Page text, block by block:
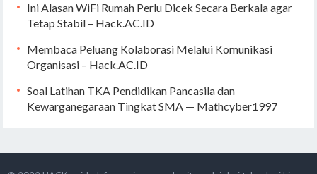
Ini Alasan WiFi Rumah Perlu Dicek Secara Berkala agar
Tetap Stabil – Hack.AC.ID
Membaca Peluang Kolaborasi Melalui Komunikasi
Organisasi – Hack.AC.ID
Soal Latihan TKA Pendidikan Pancasila dan
Kewarganegaraan Tingkat SMA — Mathcyber1997